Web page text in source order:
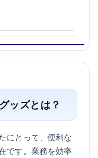
ッズとは？
にとって、便利な
です。業務を効率